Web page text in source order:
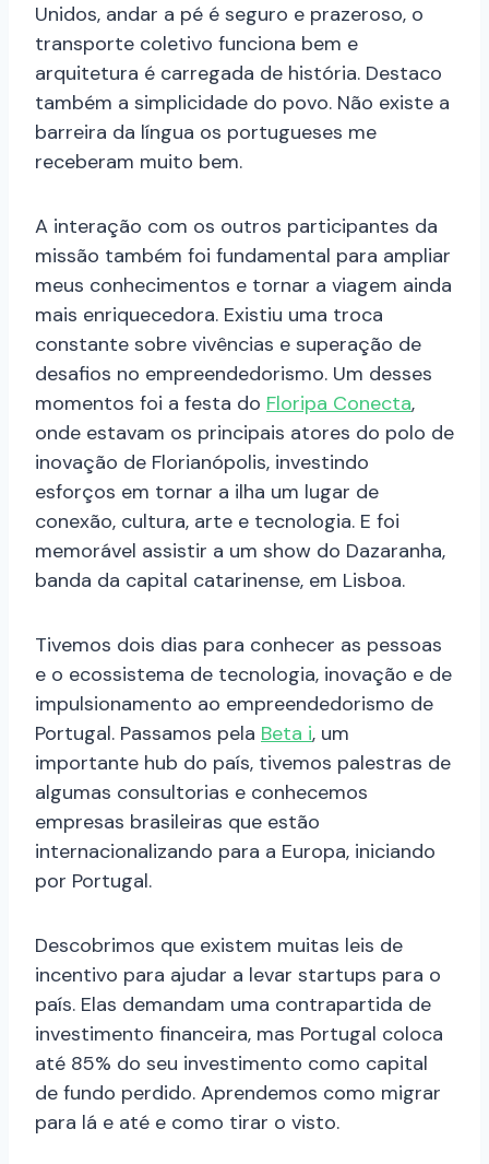
Unidos, andar a pé é seguro e prazeroso, o
transporte coletivo funciona bem e
arquitetura é carregada de história. Destaco
também a simplicidade do povo. Não existe a
barreira da língua os portugueses me
receberam muito bem.
A interação com os outros participantes da
missão também foi fundamental para ampliar
meus conhecimentos e tornar a viagem ainda
mais enriquecedora. Existiu uma troca
constante sobre vivências e superação de
desafios no empreendedorismo. Um desses
momentos foi a festa do Floripa Conecta,
onde estavam os principais atores do polo de
inovação de Florianópolis, investindo
esforços em tornar a ilha um lugar de
conexão, cultura, arte e tecnologia. E foi
memorável assistir a um show do Dazaranha,
banda da capital catarinense, em Lisboa.
Tivemos dois dias para conhecer as pessoas
e o ecossistema de tecnologia, inovação e de
impulsionamento ao empreendedorismo de
Portugal. Passamos pela Beta i, um
importante hub do país, tivemos palestras de
algumas consultorias e conhecemos
empresas brasileiras que estão
internacionalizando para a Europa, iniciando
por Portugal.
Descobrimos que existem muitas leis de
incentivo para ajudar a levar startups para o
país. Elas demandam uma contrapartida de
investimento financeira, mas Portugal coloca
até 85% do seu investimento como capital
de fundo perdido. Aprendemos como migrar
para lá e até e como tirar o visto.